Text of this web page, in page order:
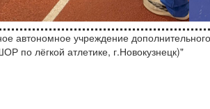
автономное учреждение
по лёгкой атлетике, г.Новокузнецк)"